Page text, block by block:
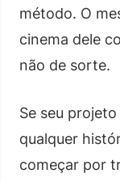
método. O
cinema dele
não de sorte.
Se seu
qualquer
começar por